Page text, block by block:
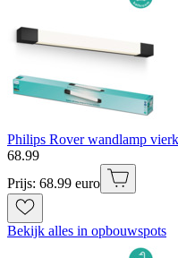
Philips Rover wandlamp
68.99
Prijs: 68.99 euro
Bekijk alles in opbouwspots